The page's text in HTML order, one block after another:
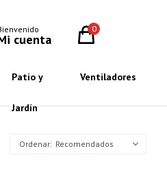
Patio y
Jardín
Ventiladores
0
Recomendados